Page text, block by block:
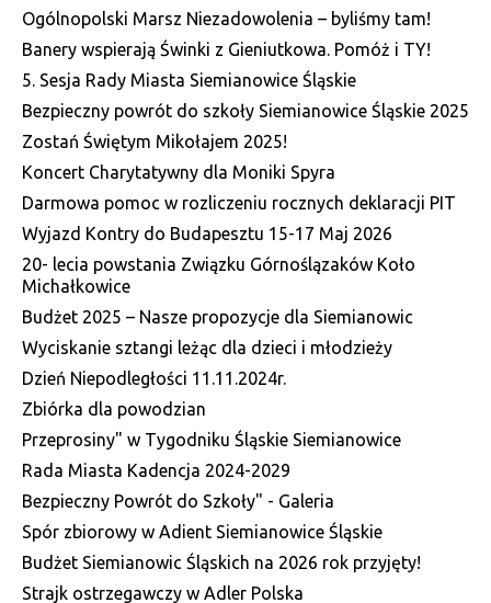
Ogólnopolski Marsz Niezadowolenia – byliśmy tam!
Banery wspierają Świnki z Gieniutkowa. Pomóż i TY!
5. Sesja Rady Miasta Siemianowice Śląskie
Bezpieczny powrót do szkoły Siemianowice Śląskie 2025
Zostań Świętym Mikołajem 2025!
Koncert Charytatywny dla Moniki Spyra
Darmowa pomoc w rozliczeniu rocznych deklaracji PIT
Wyjazd Kontry do Budapesztu 15-17 Maj 2026
20- lecia powstania Związku Górnoślązaków Koło
Michałkowice
Budżet 2025 – Nasze propozycje dla Siemianowic
Wyciskanie sztangi leżąc dla dzieci i młodzieży
Dzień Niepodległości 11.11.2024r.
Zbiórka dla powodzian
Przeprosiny" w Tygodniku Śląskie Siemianowice
Rada Miasta Kadencja 2024-2029
Bezpieczny Powrót do Szkoły" - Galeria
Spór zbiorowy w Adient Siemianowice Śląskie
Budżet Siemianowic Śląskich na 2026 rok przyjęty!
Strajk ostrzegawczy w Adler Polska